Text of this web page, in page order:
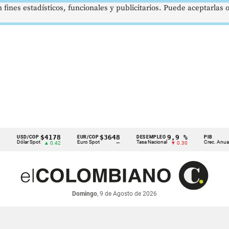
COP
Spot
$4178
▲ 0.42
EUR/COP
Euro Spot
$3648
—
DESEMPLEO
Tasa Nacional
9,9 %
▼ 0.30
PIB
Crec. Anual
2,8
▲
Domingo, 9 de Agosto de 2026
estadísticos, funcionales y publicitarios. Puede aceptarlas